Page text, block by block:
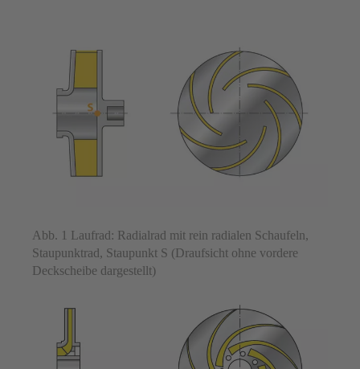
Abb. 1 Laufrad: Radialrad mit rein radialen Schaufeln,
Staupunktrad, Staupunkt S (Draufsicht ohne vordere
Deckscheibe dargestellt)